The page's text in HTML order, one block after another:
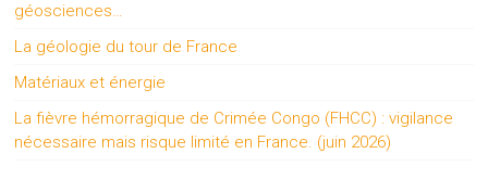
géosciences…
La géologie du tour de France
Matériaux et énergie
La fièvre hémorragique de Crimée Congo (FHCC) : vigilance
nécessaire mais risque limité en France. (juin 2026)